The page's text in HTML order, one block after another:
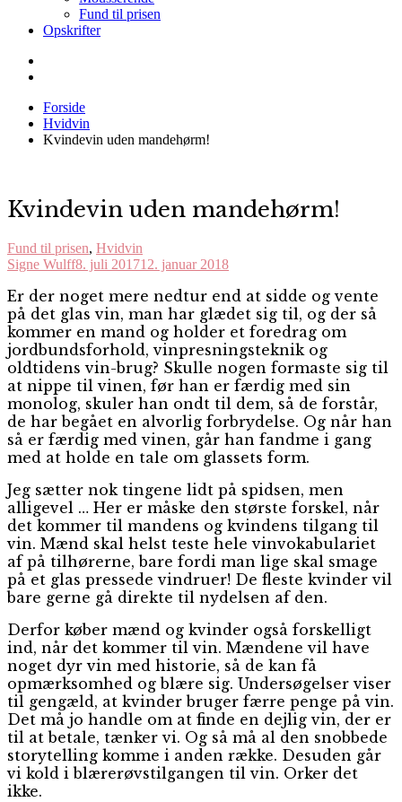
Fund til prisen
Opskrifter
Forside
Hvidvin
Kvindevin uden mandehørm!
Kvindevin uden mandehørm!
Fund til prisen, Hvidvin
Signe Wulff8. juli 201712. januar 2018
Er der noget mere nedtur end at sidde og vente
på det glas vin, man har glædet sig til, og der så
kommer en mand og holder et foredrag om
jordbundsforhold, vinpresningsteknik og
oldtidens vin-brug? Skulle nogen formaste sig til
at nippe til vinen, før han er færdig med sin
monolog, skuler han ondt til dem, så de forstår,
de har begået en alvorlig forbrydelse. Og når han
så er færdig med vinen, går han fandme i gang
med at holde en tale om glassets form.
Jeg sætter nok tingene lidt på spidsen, men
alligevel … Her er måske den største forskel, når
det kommer til mandens og kvindens tilgang til
vin. Mænd skal helst teste hele vinvokabulariet
af på tilhørerne, bare fordi man lige skal smage
på et glas pressede vindruer! De fleste kvinder vil
bare gerne gå direkte til nydelsen af den.
Derfor køber mænd og kvinder også forskelligt
ind, når det kommer til vin. Mændene vil have
noget dyr vin med historie, så de kan få
opmærksomhed og blære sig. Undersøgelser viser
til gengæld, at kvinder bruger færre penge på vin.
Det må jo handle om at finde en dejlig vin, der er
til at betale, tænker vi. Og så må al den snobbede
storytelling komme i anden række. Desuden går
vi kold i blærerøvstilgangen til vin. Orker det
ikke.